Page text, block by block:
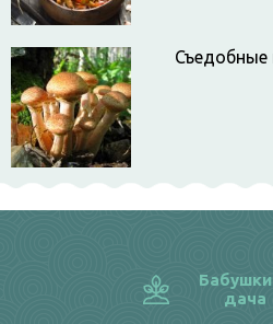
Съедобные
дача